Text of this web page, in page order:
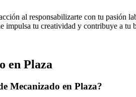
al responsabilizarte con tu pasión
impulsa tu creatividad y contribuye a
en Plaza
Mecanizado en Plaza?